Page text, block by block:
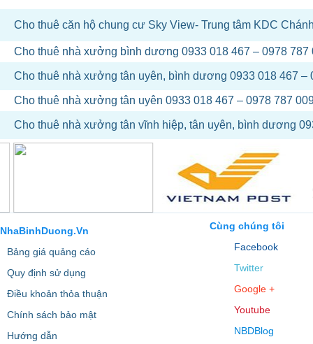
Cho thuê căn hộ chung cư Sky View- Trung tâm KDC
Cho thuê nhà xưởng bình dương 0933 018 467 – 0978 787
Cho thuê nhà xưởng tân uyên, bình dương 0933 018 467 –
Cho thuê nhà xưởng tân uyên 0933 018 467 – 0978 787
Cho thuê nhà xưởng tân vĩnh hiệp, tân uyên, bình dương
NhaBinhDuong.Vn
Bảng giá quảng cáo
Quy định sử dụng
Điều khoản thỏa thuận
Chính sách bảo mật
Hướng dẫn
Cùng chúng tôi
Facebook
Twitter
Google +
Youtube
NBDBlog